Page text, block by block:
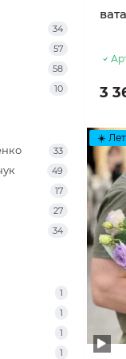
34
57
58
10
33
49
17
27
34
1
1
1
1
3
☀️